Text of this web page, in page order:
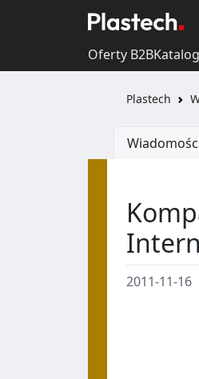
Oferty B2B
Plastech
2011-11-16